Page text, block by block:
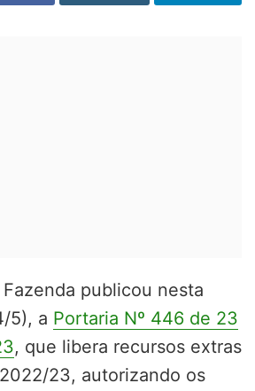
publicou nesta
5), a Portaria Nº 446 de 23
, que libera recursos extras
23, autorizando os